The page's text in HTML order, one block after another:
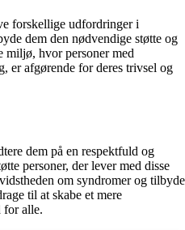
forskellige udfordringer i
dem den nødvendige støtte og
miljø, hvor personer med
er afgørende for deres trivsel og
dem på en respektfuld og
personer, der lever med disse
om syndromer og tilbyde
til at skabe et mere
for alle.